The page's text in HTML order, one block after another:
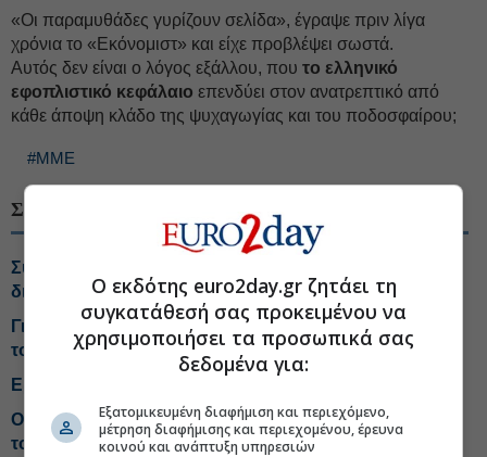
«Οι παραμυθάδες γυρίζουν σελίδα», έγραψε πριν λίγα
χρόνια το «Εκόνομιστ» και είχε προβλέψει σωστά.
Αυτός δεν είναι ο λόγος εξάλλου, που το ελληνικό
εφοπλιστικό κεφάλαιο επενδύει στον ανατρεπτικό από
κάθε άποψη κλάδο της ψυχαγωγίας και του ποδοσφαίρου;
#ΜΜΕ
ΣΧΕΤΙΚΑ ΘΕΜΑΤΑ
Συντάξεις: Τέλος στον «κόφτη» της προσωπικής
διαφοράς
Γιατί οι τιμές βενζίνης και ντίζελ... αποσυνδέθηκαν από
το Brent
Ερχεται η «τέλεια καταιγίδα» για την τιμή του καφέ
Οι ενστάσεις της αγοράς στο Χωροταξικό για τον
τουρισμό
Ο εκδότης euro2day.gr ζητάει τη
συγκατάθεσή σας προκειμένου να
χρησιμοποιήσει τα προσωπικά σας
δεδομένα για:
Εξατομικευμένη διαφήμιση και περιεχόμενο,
μέτρηση διαφήμισης και περιεχομένου, έρευνα
κοινού και ανάπτυξη υπηρεσιών